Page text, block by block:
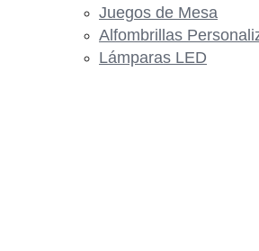
Juegos de Mesa
Alfombrillas
Lámparas LED